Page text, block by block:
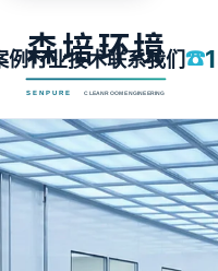
例行业技术联系我们☎